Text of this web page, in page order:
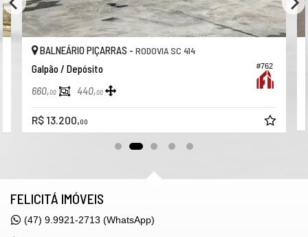
#762
BALNEÁRIO PIÇARRAS - RODOVIA SC 414
Galpão / Depósito
660,00 440,00
R$ 13.200,00
FELICITÁ IMÓVEIS
(47) 9.9921-2713 (WhatsApp)